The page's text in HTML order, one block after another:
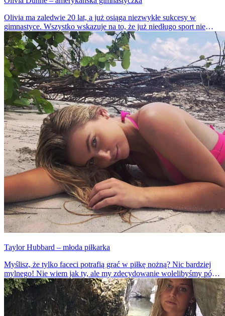
Olivia ma zaledwie 20 lat, a już osiąga niezwykłe sukcesy w
gimnastyce. Wszystko wskazuje na to, że już niedługo sport nie
będzie tylko jej pasją, ale stanie się także pracą.
Taylor Hubbard – młoda piłkarka
Myślisz, że tylko faceci potrafią grać w piłkę nożną? Nic bardziej
mylnego! Nie wiem jak ty, ale my zdecydowanie wolelibyśmy pójść
na boisko z Taylor. Ta dziewczyna udowadnia, że kobiety też mają
szanse w tym sporcie.